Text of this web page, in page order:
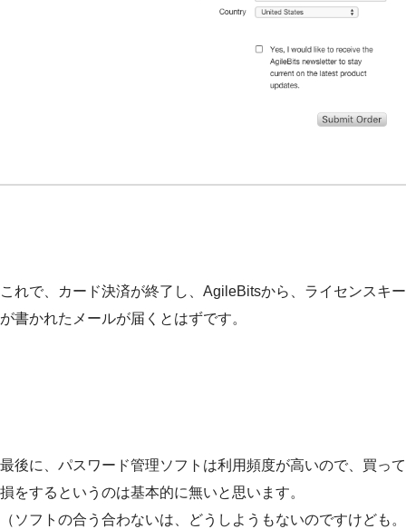
これで、カード決済が終了し、AgileBitsから、ライセンスキー
が書かれたメールが届くとはずです。
最後に、パスワード管理ソフトは利用頻度が高いので、買って
損をするというのは基本的に無いと思います。
（ソフトの合う合わないは、どうしようもないのですけども。